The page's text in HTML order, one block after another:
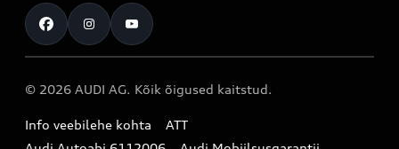
Müügikampaaniad
Audi Liising 1%
Audi konfiguraator (konfiguraator on inglisekeelne)
Originaalosad
Pärnu esindus
Audi Tartu
Kontakt
Registreeru proovisõidule
Broneeri teenindus
Infopäring
© 2026 AUDI AG. Kõik õigused kaitstud.
Info veebilehe kohta
ATT